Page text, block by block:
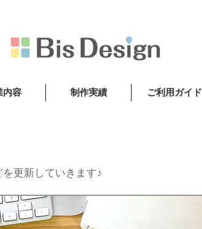
内容 制作実績 ご利用ガイド
更新していきます♪